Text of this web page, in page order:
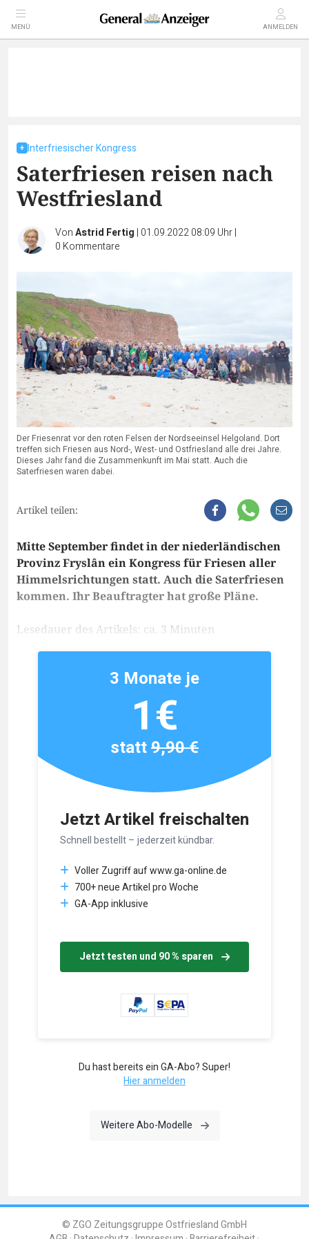
MENÜ ANMELDEN
Interfriesischer Kongress
Saterfriesen reisen nach
Westfriesland
VonAstrid Fertig | 01.09.2022 08:09 Uhr|
0 Kommentare
Der Friesenrat vor den roten Felsen der Nordseeinsel Helgoland. Dort
treffen sich Friesen aus Nord-, West- und Ostfriesland alle drei Jahre.
Dieses Jahr fand die Zusammenkunft im Mai statt. Auch die
Saterfriesen waren dabei.
Artikel teilen:
Mitte September findet in der niederländischen
Provinz Fryslân ein Kongress für Friesen aller
Himmelsrichtungen statt. Auch die Saterfriesen
kommen. Ihr Beauftragter hat große Pläne.
Lesedauer des Artikels: ca. 3 Minuten
Jetzt Artikel freischalten
Schnell bestellt – jederzeit kündbar.
Voller Zugriff auf www.ga-online.de
700+ neue Artikel pro Woche
GA-App inklusive
Jetzt testen und 90 % sparen
3 Monate je
1€
statt9,90 €
Du hast bereits ein GA-Abo? Super!
Hier anmelden
Weitere Abo-Modelle
© ZGO Zeitungsgruppe Ostfriesland GmbH